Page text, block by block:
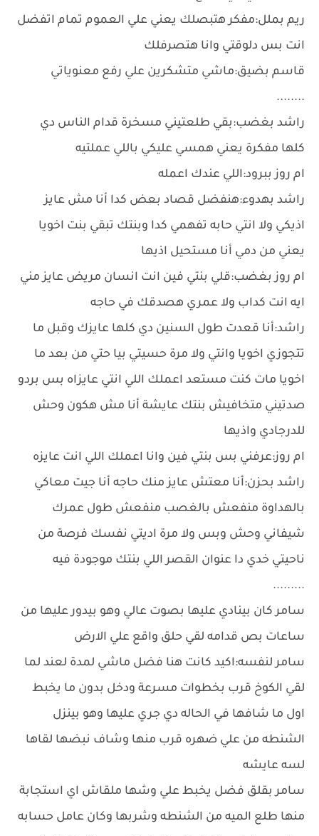
ريم بملل:مفكر هتبصلك يعني علي العموم تمام اتفضل
انت بس دلوقتي وانا هتصرفلك
قاسم بضيق:ماشي متشكرين علي رفع معنوياتي
........
راشد بغضب:بقي طلعتيني مسخرة قدام الناس دي
كلها مفكرة يعني همسي عليكي باللي عملتيه
ام روز ببرود:اللي عندك اعمله
راشد بهدوء:هنفضل قصاد بعض كدا أنا مش عايز
اذيكي ولا انتي حابه تفهمي كدا وبنتك تبقي بنت اخويا
يعني من دمي أنا مستحيل اذيها
ام روز بغضب:قلي بنتي فين انت انسان مريض عايز مني
ايه انت كداب ولا عمري هصدقك في حاجه
راشد:أنا قعدت طول السنين دي كلها عايزك وقبل ما
تتجوزي اخويا وانتي ولا مرة حسيتي بيا حتي من بعد ما
اخويا مات كنت مستعد اعملك اللي انتي عايزاه بس بردو
صدتيني متخافيش بنتك عايشة أنا مش هكون وحش
للدرجادي واذيها
ام روز:عرفني بس بنتي فين وانا اعملك اللي انت عايزه
راشد بحزن:أنا معتش عايز منك حاجه أنا جيت معاكي
بالهداوة منفعش بالغصب منفعش طول عمرك
شيفاني وحش وبس ولا مرة اديتي نفسك فرصة من
ناحيتي خدي دا عنوان القصر اللي بنتك موجودة فيه
.........
سامر كان بينادي عليها بصوت عالي وهو بيدور عليها من
ساعات بص قدامه لقي حلق واقع علي الارض
سامر لنفسه:اكيد كانت هنا فضل ماشي لمدة لعند لما
لقي الكوخ قرب بخطوات مسرعة ودخل بدون ما يخبط
اول ما شافها في الحاله دي جري عليها وهو بينزل
الشنطه من علي ضهره قرب منها وشاف نبضها لقاها
لسه عايشه
سامر بقلق فضل يخبط علي وشها ملقاش اي استجابة
منها طلع الميه من الشنطه وشربها وكان عامل حسابه